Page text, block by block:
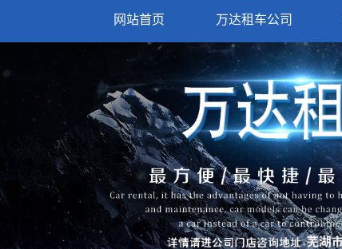
网站首页 万达租车公司